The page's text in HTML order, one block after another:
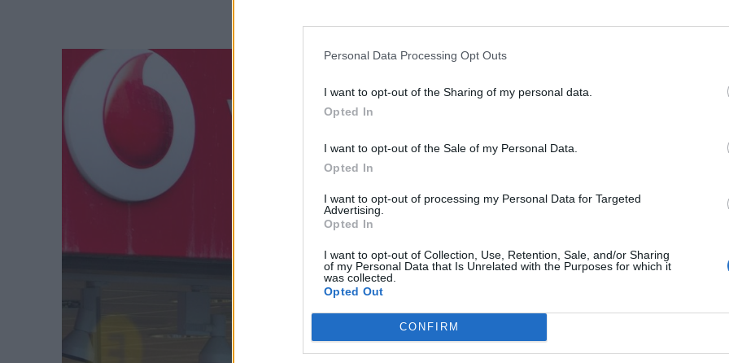
Personal Data Processing Opt Outs
I want to opt-out of the Sharing of my personal data.
Opted In
I want to opt-out of the Sale of my Personal Data.
Opted In
I want to opt-out of processing my Personal Data for Targeted
Advertising.
Opted In
I want to opt-out of Collection, Use, Retention, Sale, and/or Sharing
of my Personal Data that Is Unrelated with the Purposes for which it
was collected.
Opted Out
CONFIRM